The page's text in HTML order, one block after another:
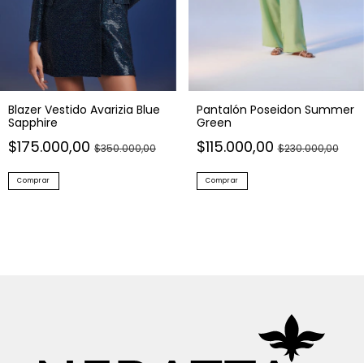
Blazer Vestido Avarizia Blue
Sapphire
$175.000,00 $350.000,00
Comprar
Pantalón Poseidon Summer
Green
$115.000,00$230.000,00
Comprar